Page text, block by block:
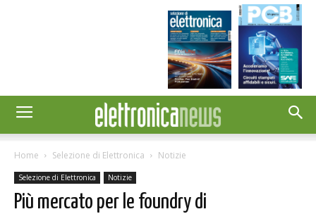
Home Selezione di Elettronica Notizie
Selezione di Elettronica Notizie
Più mercato per le foundry di